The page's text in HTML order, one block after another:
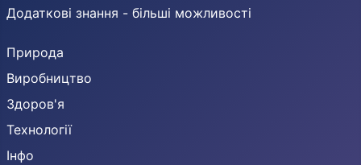
Додаткові знання - більші можливості
Природа
Виробництво
Здоров'я
Технології
Інфо